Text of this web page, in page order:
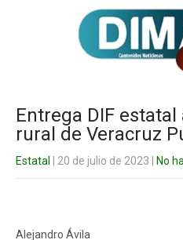
Entrega DIF
rural de Veracruz
Estatal | 20 de julio de 2023 No
Alejandro Ávila